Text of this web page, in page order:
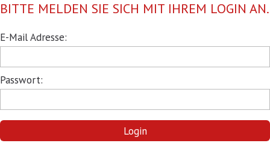
BITTE MELDEN SIE SICH MIT IHREM LOGIN AN.
Pflichtfeld
E-Mail Adresse:
Pflichtfeld
Passwort:
Login